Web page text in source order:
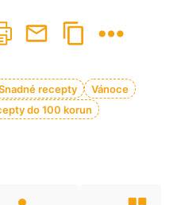
recepty
Vánoce
do 100 korun